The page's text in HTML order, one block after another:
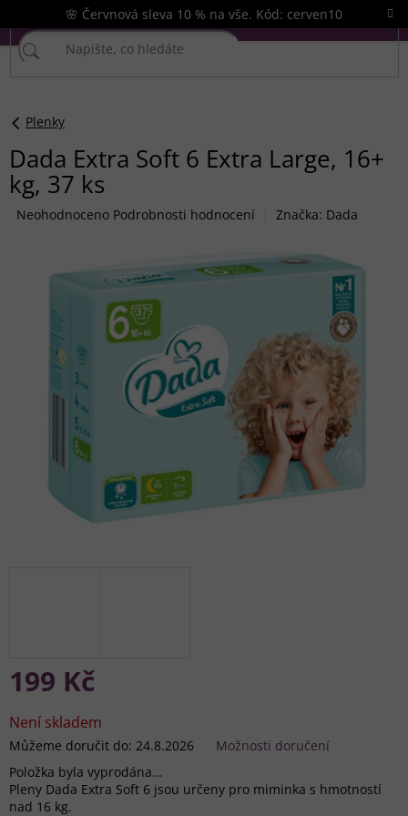
na
obsah
🌸 Červnová sleva 10 % na vše. Kód: cerven10
Plenky
Dada Extra Soft 6 Extra Large, 16+
kg, 37 ks
Průměrné
hvězdiček.
Neohodnoceno Podrobnosti hodnocení Značka: Dada
199 Kč
cena:
Není skladem
Můžeme doručit do: 24.8.2026
Možnosti doručení
Položka byla vyprodána…
Pleny Dada Extra Soft 6 jsou určeny pro miminka s hmotností
nad 16 kg.